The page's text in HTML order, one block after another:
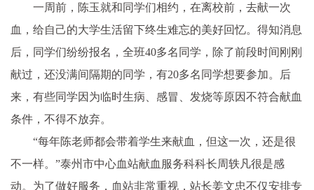
一周前，陈玉就和同学们相约，在离校前，去献一次
血，给自己的大学生活留下终生难忘的美好回忆。得知消息
后，同学们纷纷报名，全班40多名同学，除了前段时间刚刚
献过，还没满间隔期的同学，有20多名同学想要参加。后
来，有些同学因为临时生病、感冒、发烧等原因不符合献血
条件，不得不放弃。
“每年陈老师都会带着学生来献血，但这一次，还是很
不一样。”泰州市中心血站献血服务科科长周轶凡很是感
动。为了做好服务，血站非常重视，站长姜文忠不仅安排专